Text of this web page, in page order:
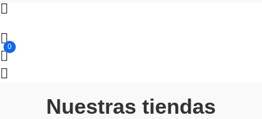
0
Nuestras tiendas